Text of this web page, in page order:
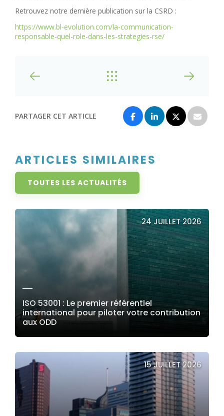
Retrouvez notre dernière publication sur la CSRD :
https://www.bl-evolution.com/la-communication-
responsable-quel-role-dans-les-strategies-rse/
PARTAGER CET ARTICLE
ARTICLES SIMILAIRES
TOUTES LES ACTUALITÉS
24 JUILLET 2026
ISO 53001 : Le premier référentiel
international pour piloter votre contribution
aux ODD
LIRE LA SUITE
15 JUILLET 2026